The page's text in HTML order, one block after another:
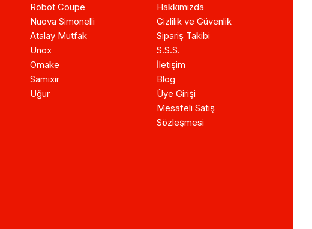
Robot Coupe
Nuova Simonelli
Atalay Mutfak
Unox
Omake
Samixir
Uğur
Hakkımızda
Gizlilik ve Güvenlik
Sipariş Takibi
S.S.S.
İletişim
Blog
Üye Girişi
Mesafeli Satış
Sözleşmesi